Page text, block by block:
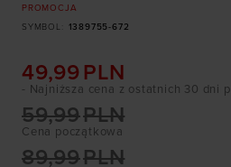
PROMOCJA
SYMBOL
1389755-672
49,99 PLN
Cena początkowa
89,99PLN
59,99PLN
- Najniższa cena z ostatnich 30 dni